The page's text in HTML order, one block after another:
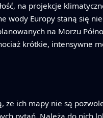
na projekcje
wody Europy staną się
na Morzu
krótkie, intensywne
że ich mapy nie są
pytań. Należą do nich